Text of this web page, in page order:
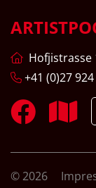
Hofjistrasse
+41 (0)27
© 2026